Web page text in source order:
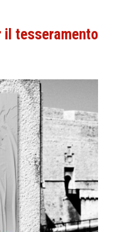
il tesseramento